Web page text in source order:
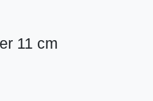
11 cm